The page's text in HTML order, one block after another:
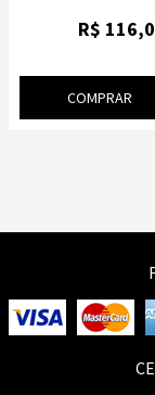
R$ 116
COMPRAR